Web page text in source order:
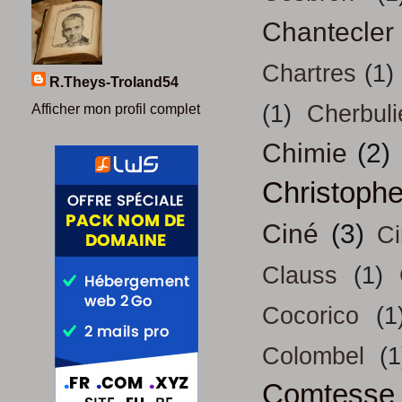
Chantecler
Chartres (1)
(1)
Chimie (2)
Ciné (3)
Clauss
(1)
Cocorico
Colombel
R.Theys-Troland54
Afficher mon profil complet